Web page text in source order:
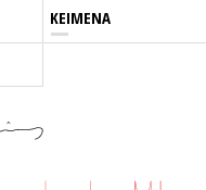
ΚΕΙΜΕΝΑ